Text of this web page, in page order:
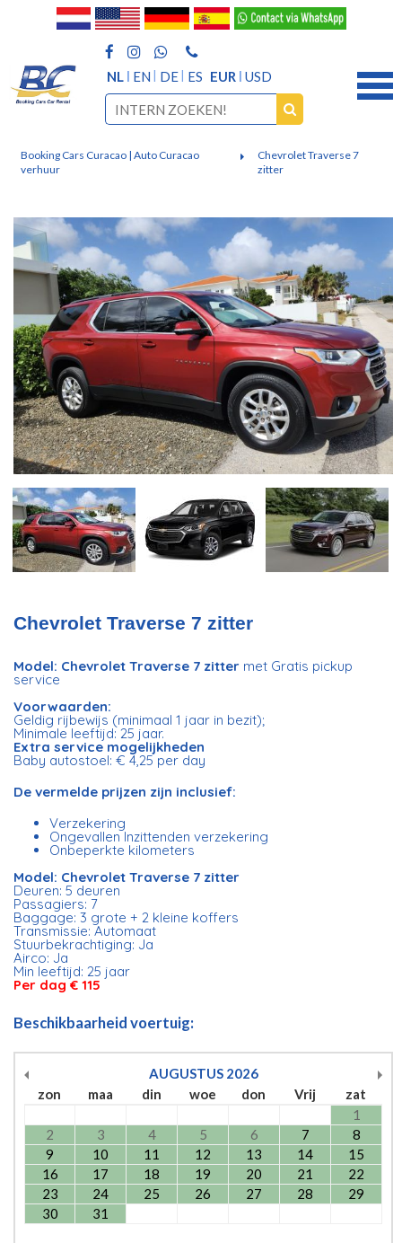
NL EN DE ES EUR USD
Booking Cars Curacao | Auto Curacao
verhuur
Chevrolet Traverse 7
zitter
Chevrolet Traverse 7 zitter
Model: Chevrolet Traverse 7 zitter met Gratis pickup
service
Voorwaarden:
Geldig rijbewijs (minimaal 1 jaar in bezit);
Minimale leeftijd: 25 jaar.
Extra service mogelijkheden
Baby autostoel: € 4,25 per day
De vermelde prijzen zijn inclusief:
Verzekering
Ongevallen Inzittenden verzekering
Onbeperkte kilometers
Model: Chevrolet Traverse 7 zitter
Deuren: 5 deuren
Passagiers: 7
Baggage: 3 grote + 2 kleine koffers
Transmissie: Automaat
Stuurbekrachtiging: Ja
Airco: Ja
Min leeftijd: 25 jaar
Per dag € 115
Beschikbaarheid voertuig:
AUGUSTUS 2026
zon
maa din woe don Vrij
zat
1
2
3 4 5 6 7
8
9
10 11 12 13 14
15
16
17 18 19 20 21
22
23
24 25 26 27 28
29
30
31